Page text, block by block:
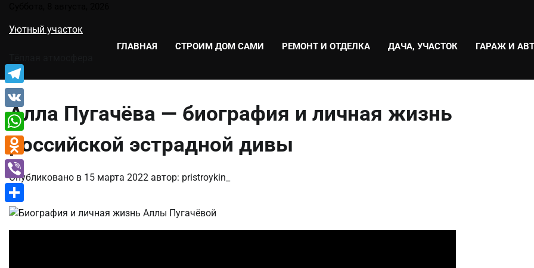
содержимому
Уютный участок
ГЛАВНАЯ СТРОИМ ДОМ САМИ РЕМОНТ И ОТДЕЛКА ДАЧА, УЧАСТОК ГАРАЖ И
Алла Пугачёва — биография и личная жизнь
российской эстрадной дивы
Опубликовано в 15 марта 2022 автор: pristroykin_
Telegram
VK
WhatsApp
Odnoklassniki
Viber
Отправить